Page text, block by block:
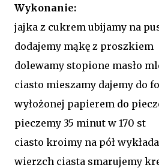
Wykonanie:
jajka z cukrem ubijamy na
dodajemy mąkę z proszkiem
dolewamy stopione masło
ciasto mieszamy dajemy do
wyłożonej papierem do
pieczemy 35 minut w 170 st
ciasto kroimy na pół
wierzch ciasta smarujemy